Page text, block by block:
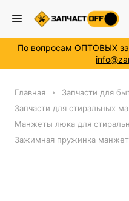
По вопросам ОПТОВЫХ
Главная
Запчасти для
Запчасти для стиральных
Манжеты люка для
Зажимная пружинка